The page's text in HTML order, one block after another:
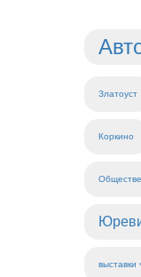
Златоуст
Коркино
выставки